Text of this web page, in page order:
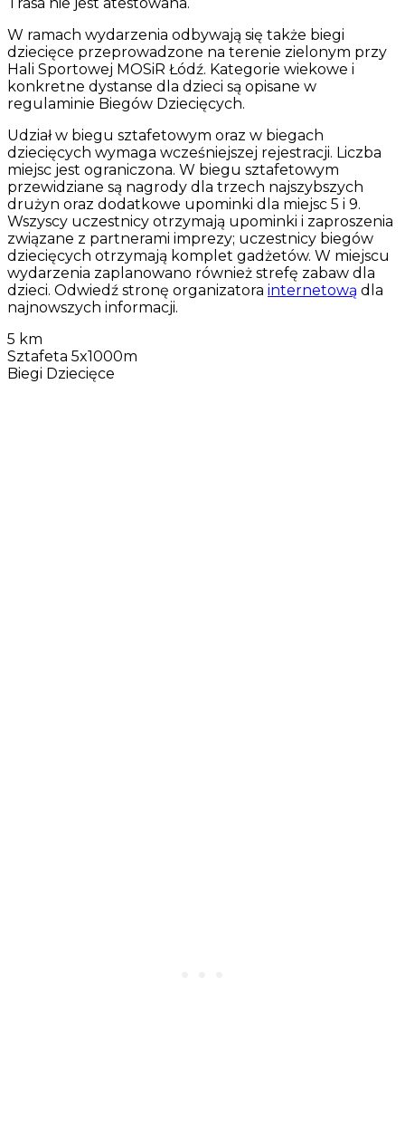
Trasa nie jest atestowana.
W ramach wydarzenia odbywają się także biegi
dziecięce przeprowadzone na terenie zielonym przy
Hali Sportowej MOSiR Łódź. Kategorie wiekowe i
konkretne dystanse dla dzieci są opisane w
regulaminie Biegów Dziecięcych.
Udział w biegu sztafetowym oraz w biegach
dziecięcych wymaga wcześniejszej rejestracji. Liczba
miejsc jest ograniczona. W biegu sztafetowym
przewidziane są nagrody dla trzech najszybszych
drużyn oraz dodatkowe upominki dla miejsc 5 i 9.
Wszyscy uczestnicy otrzymają upominki i zaproszenia
związane z partnerami imprezy; uczestnicy biegów
dziecięcych otrzymają komplet gadżetów. W miejscu
wydarzenia zaplanowano również strefę zabaw dla
dzieci. Odwiedź stronę organizatora internetową dla
najnowszych informacji.
5 km
Sztafeta 5x1000m
Biegi Dziecięce